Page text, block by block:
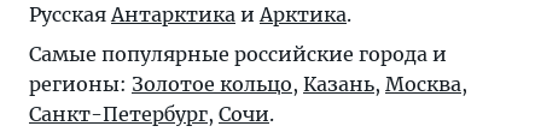
Русская Антарктика и Арктика.
Самые популярные российские города и
регионы: Золотое кольцо, Казань, Москва,
Санкт-Петербург, Сочи.